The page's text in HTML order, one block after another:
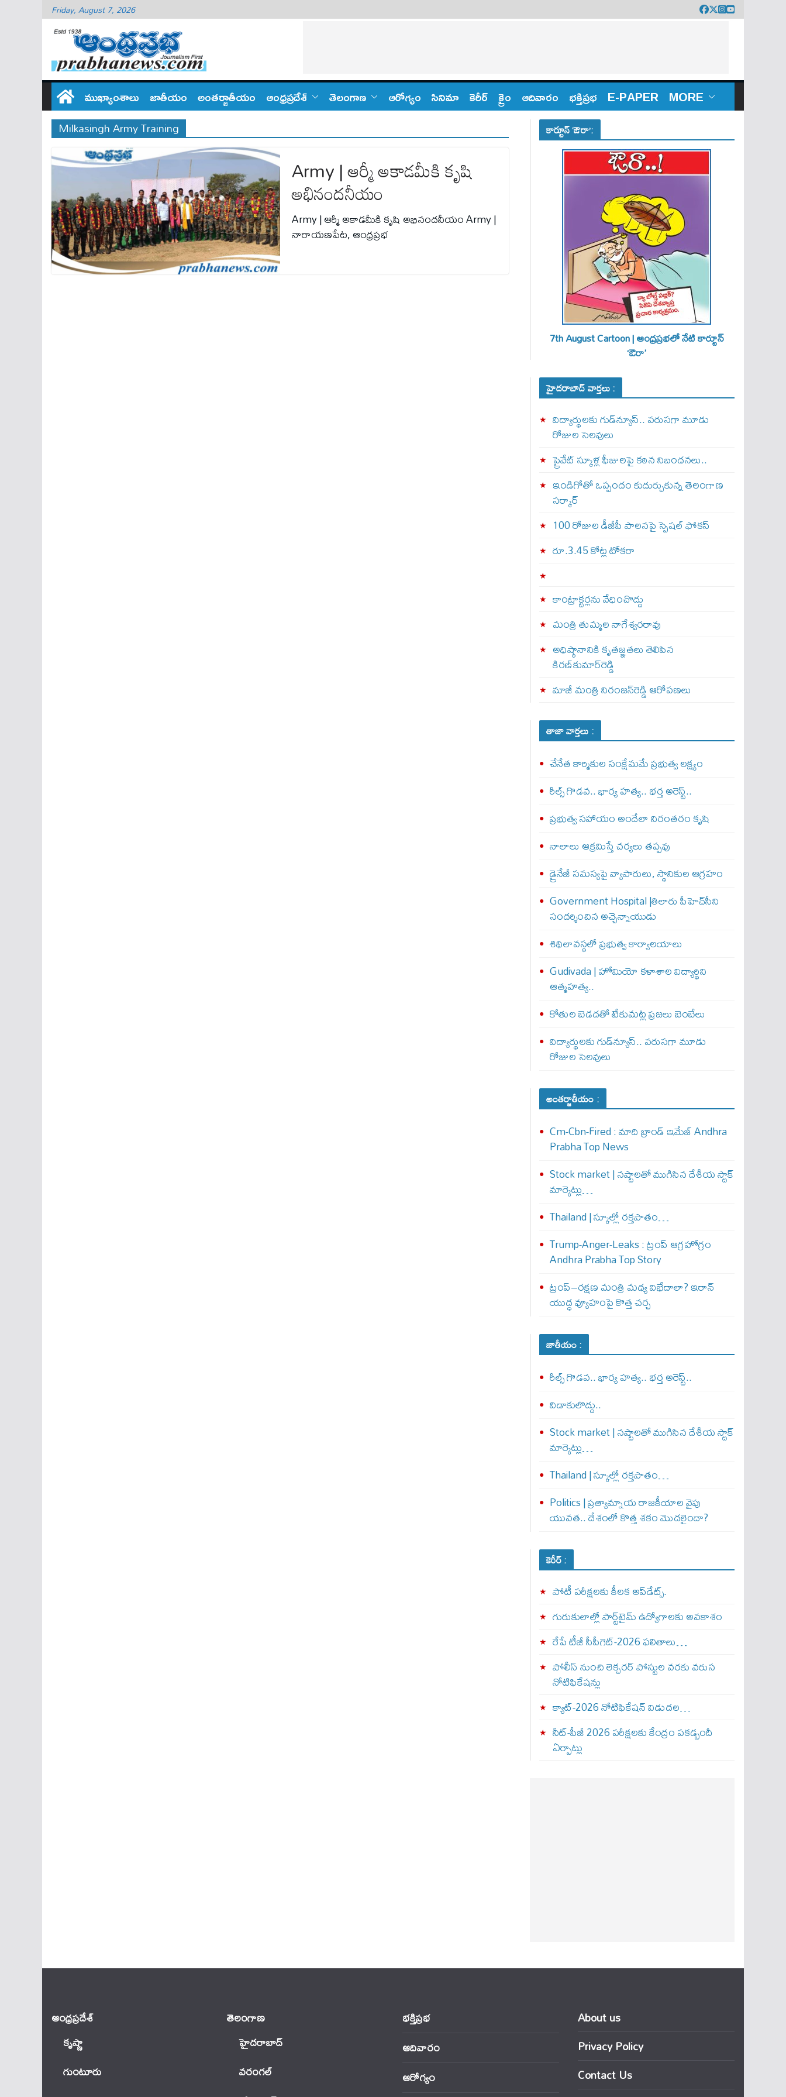
Friday, August 7, 2026
ముఖ్యాంశాలు జాతీయం అంతర్జాతీయం ఆంధ్ర‌ప్ర‌దేశ్ తెలంగాణ‌ ఆరోగ్యం సినిమా కెరీర్ క్రైం ఆదివారం భక్తిప్రభ E-PAPER MORE
Milkasingh Army Training
Army | ఆర్మీ అకాడమీకి కృషి
అభినందనీయం
Army | ఆర్మీ అకాడమీకి కృషి అభినందనీయం Army |
నారాయణపేట, ఆంధ్రప్రభ
కార్టూన్ ‘ఔరా’:
7th August Cartoon | ఆంధ్రప్రభలో నేటి కార్టూన్
‘ఔరా’
హైదరాబాద్ వార్తలు :
విద్యార్థులకు గుడ్‌న్యూస్.. వరుసగా మూడు
రోజుల సెలవులు
ప్రైవేట్ స్కూళ్ల ఫీజులపై కఠిన నిబంధనలు..
ఇండిగోతో ఒప్పందం కుదుర్చుకున్న తెలంగాణ
స‌ర్కార్
100 రోజుల డీజీపీ పాలనపై స్పెషల్ ఫోకస్
రూ.3.45 కోట్ల టోకరా
కాంట్రాక్టర్లను వేధించొద్దు
మంత్రి తుమ్మల నాగేశ్వరరావు
అధిష్ఠానానికి కృతజ్ఞతలు తెలిపిన
కిరణ్‌కుమార్‌రెడ్డి
మాజీ మంత్రి నిరంజన్‌రెడ్డి ఆరోపణలు
తాజా వార్తలు :
చేనేత కార్మికుల సంక్షేమమే ప్రభుత్వ లక్ష్యం
రీల్స్ గొడవ.. భార్య హత్య.. భర్త అరెస్ట్..
ప్రభుత్వ సహాయం అందేలా నిరంతరం కృషి
నాలాలు ఆక్రమిస్తే చర్యలు తప్పవు
డ్రైనేజీ సమస్యపై వ్యాపారులు, స్థానికుల ఆగ్రహం
Government Hospital |తిలారు పీహెచ్‌సీని
సందర్శించిన అచ్చెన్నాయుడు
శిథిలావస్థలో ప్రభుత్వ కార్యాలయాలు
Gudivada | హోమియో కళాశాల విద్యార్థిని
ఆత్మహత్య..
కోతుల బెడదతో టేకుమట్ల ప్రజలు బెంబేలు
విద్యార్థులకు గుడ్‌న్యూస్.. వరుసగా మూడు
రోజుల సెలవులు
అంతర్జాతీయం :
Cm-Cbn-Fired : మాది బ్రాండ్ ఇమేజ్ Andhra
Prabha Top News
Stock market | నష్టాలతో ముగిసిన దేశీయ స్టాక్
మార్కెట్లు…
Thailand | స్కూల్లో రక్తపాతం…
Trump-Anger-Leaks : ట్రంప్ ఆగ్ర‌హోగ్రం
Andhra Prabha Top Story
ట్రంప్–రక్షణ మంత్రి మధ్య విభేదాలా? ఇరాన్
యుద్ధ వ్యూహంపై కొత్త చర్చ
జాతీయం :
రీల్స్ గొడవ.. భార్య హత్య.. భర్త అరెస్ట్..
విడాకులొద్దు..
Stock market | నష్టాలతో ముగిసిన దేశీయ స్టాక్
మార్కెట్లు…
Thailand | స్కూల్లో రక్తపాతం…
Politics | ప్రత్యామ్నాయ రాజకీయాల వైపు
యువత.. దేశంలో కొత్త శకం మొదలైందా?
కెరీర్ :
పోటీ పరీక్షలకు కీలక అప్‌డేట్స్.
గురుకులాల్లో పార్ట్‌టైమ్ ఉద్యోగాలకు అవకాశం
రేపే టీజీ సీపీగెట్‌-2026 ఫలితాలు…
పోలీస్ నుంచి లెక్చరర్ పోస్టుల వరకు వరుస
నోటిఫికేషన్లు
క్యాట్-2026 నోటిఫికేషన్ విడుదల…
నీట్-పీజీ 2026 పరీక్షలకు కేంద్రం పకడ్బందీ
ఏర్పాట్లు
ఆంధ్ర‌ప్ర‌దేశ్
కృష్ణా
గుంటూరు
తెలంగాణ‌
హైదరాబాద్
వ‌రంగ‌ల్
భక్తిప్రభ
ఆదివారం
ఆరోగ్యం
About us
Privacy Policy
Contact Us